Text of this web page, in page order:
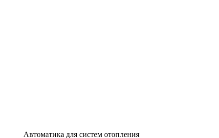
Автоматика для систем отопления